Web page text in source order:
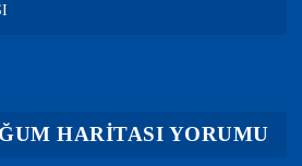
HARİTASI YORUMU